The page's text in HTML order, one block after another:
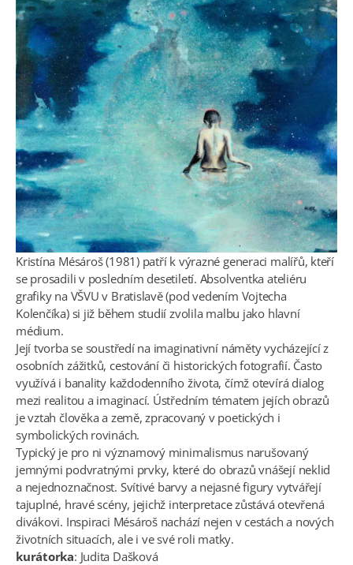
Kristína Mésároš (1981) patří k výrazné generaci malířů, kteří
se prosadili v posledním desetiletí. Absolventka ateliéru
grafiky na VŠVU v Bratislavě (pod vedením Vojtecha
Kolenčíka) si již během studií zvolila malbu jako hlavní
médium.
Její tvorba se soustředí na imaginativní náměty vycházející z
osobních zážitků, cestování či historických fotografií. Často
využívá i banality každodenního života, čímž otevírá dialog
mezi realitou a imaginací. Ústředním tématem jejích obrazů
je vztah člověka a země, zpracovaný v poetických i
symbolických rovinách.
Typický je pro ni významový minimalismus narušovaný
jemnými podvratnými prvky, které do obrazů vnášejí neklid
a nejednoznačnost. Svítivé barvy a nejasné figury vytvářejí
tajuplné, hravé scény, jejichž interpretace zůstává otevřená
divákovi. Inspiraci Mésároš nachází nejen v cestách a nových
životních situacích, ale i ve své roli matky.
kurátorka: Judita Dašková